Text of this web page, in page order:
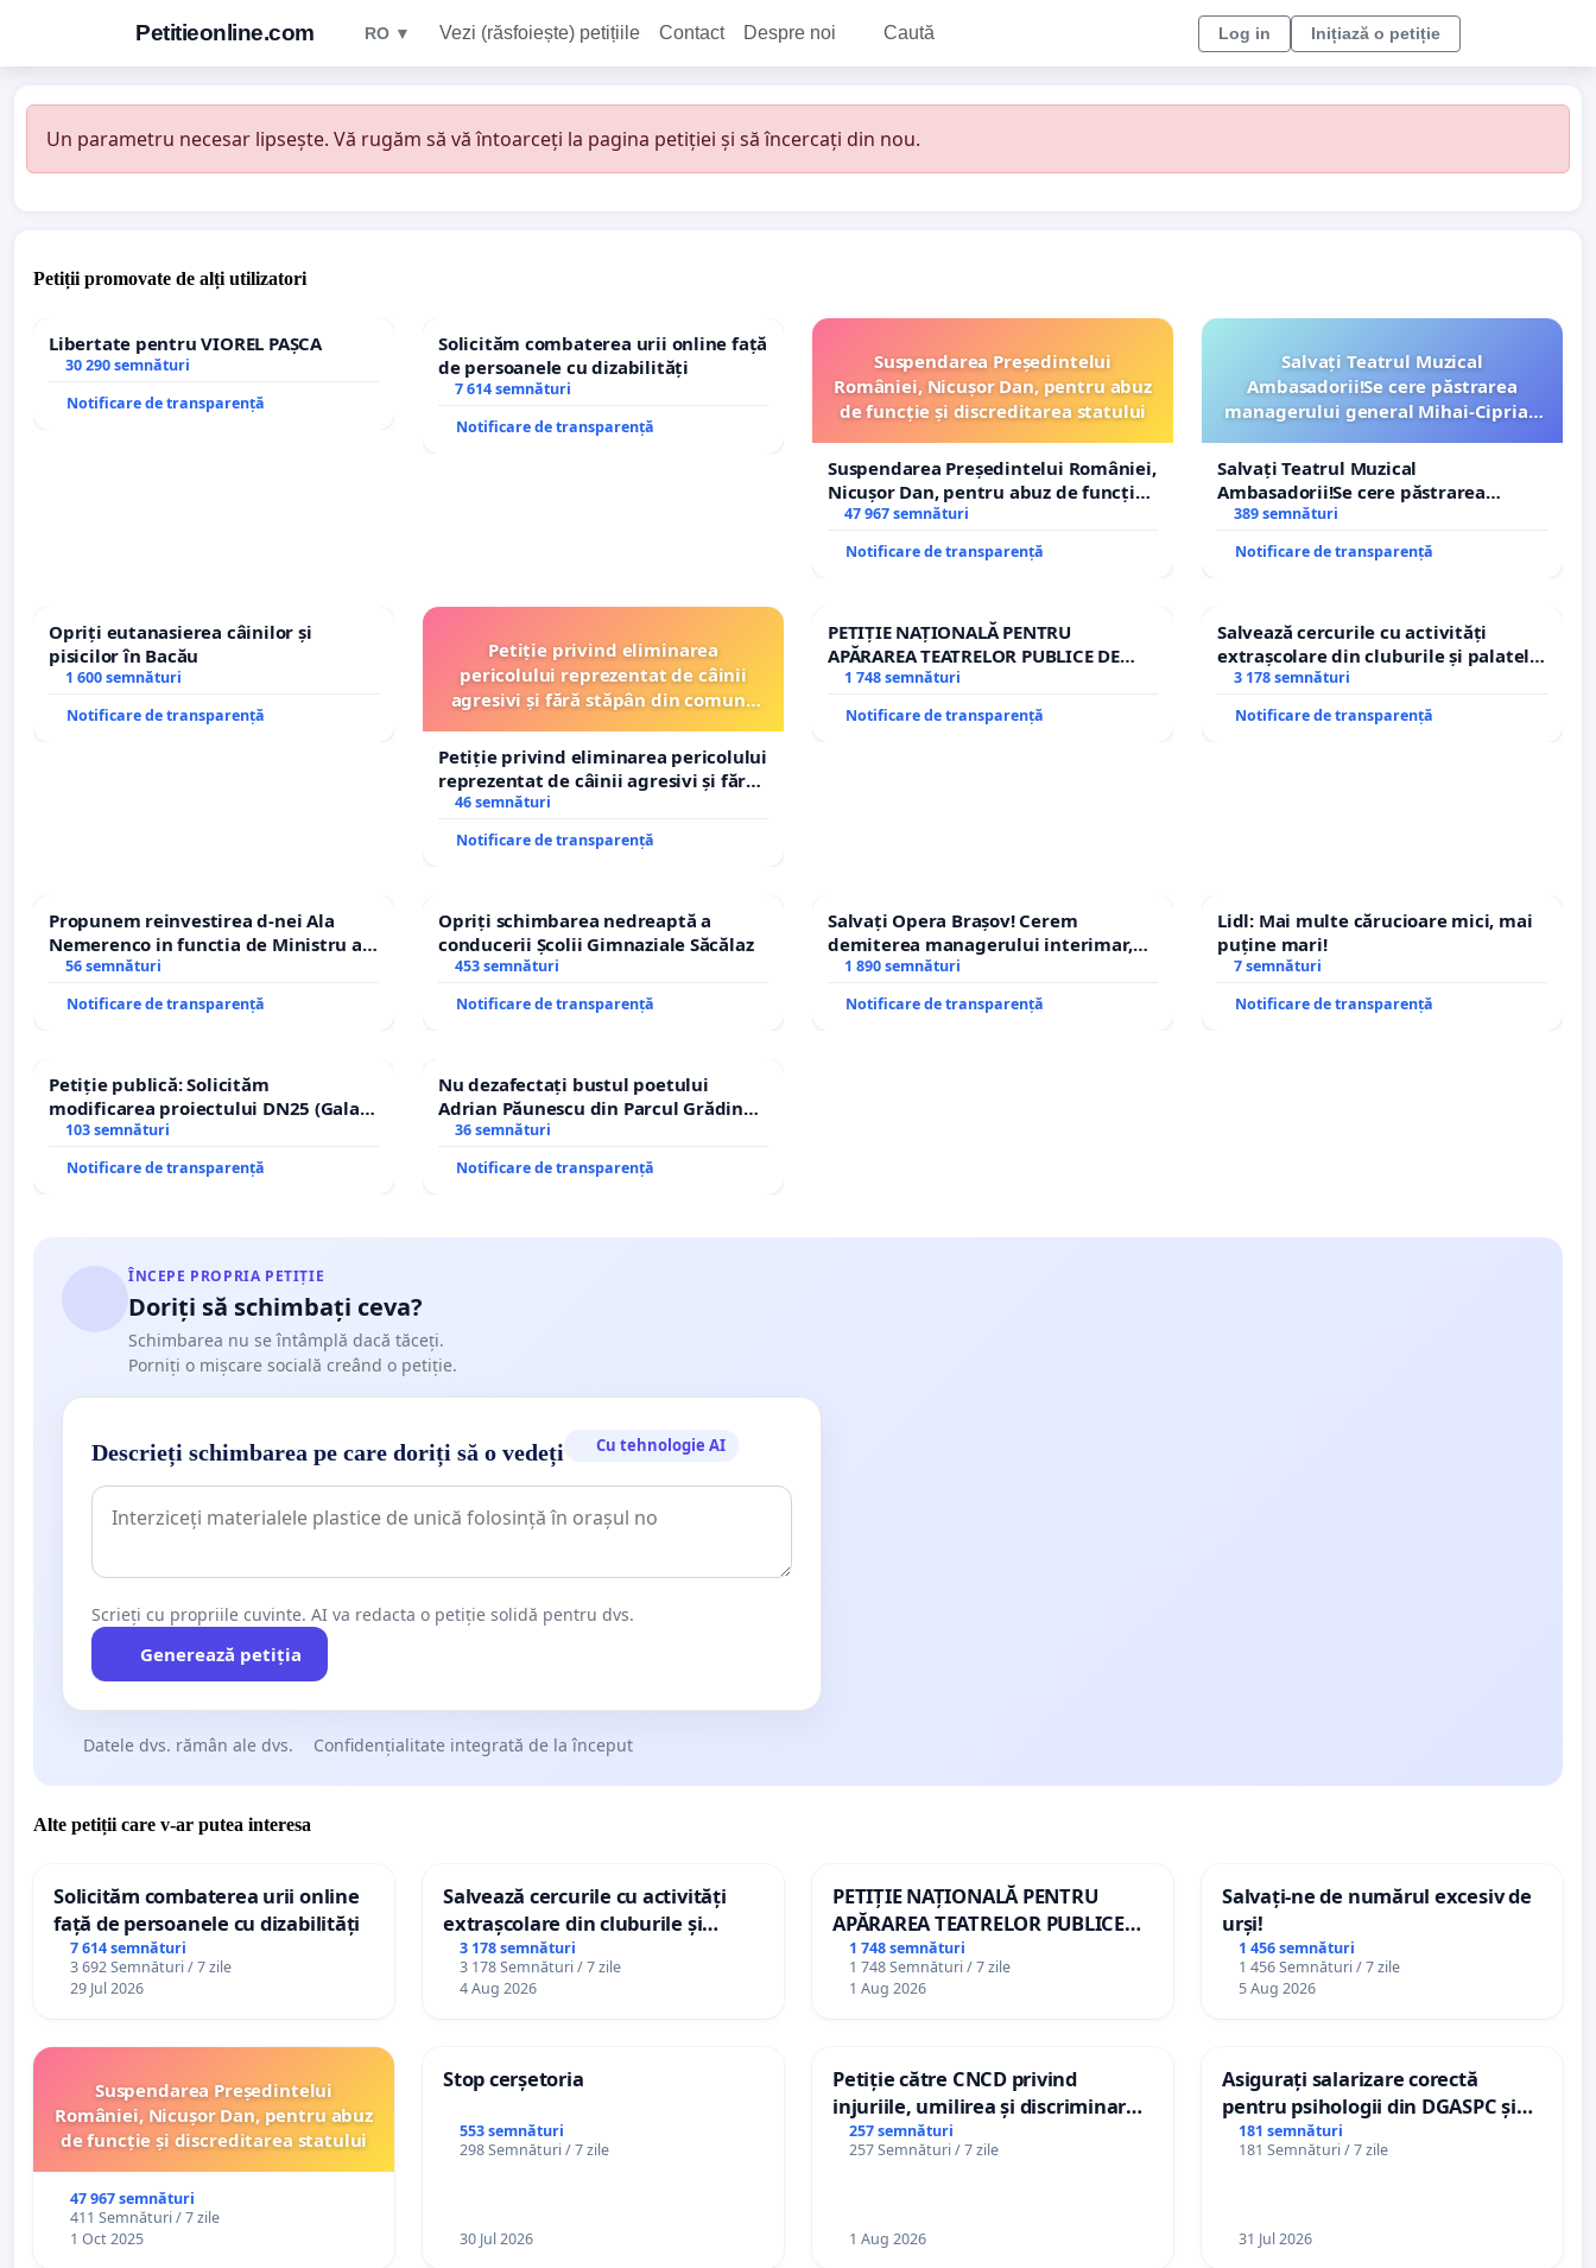
Petitieonline.com RO ▼ Vezi (răsfoiește) petițiile Contact Despre noi Caută Log in Inițiază o petiție
Un parametru necesar lipsește. Vă rugăm să vă întoarceți la pagina petiției și să încercați din nou.
Petiții promovate de alți utilizatori
Libertate pentru VIOREL PAȘCA
30 290 semnături
Notificare de transparență
Solicităm combaterea urii online față
de persoanele cu dizabilități
7 614 semnături
Notificare de transparență
Suspendarea Președintelui
României, Nicușor Dan, pentru abuz
de funcție și discreditarea statului
Suspendarea Președintelui României,
Nicușor Dan, pentru abuz de funcție
și discreditarea statului
47 967 semnături
Notificare de transparență
Salvați Teatrul Muzical
Ambasadorii!Se cere păstrarea
managerului general Mihai-Ciprian
Salvați Teatrul Muzical
Ambasadorii!Se cere păstrarea
managerului general Mihai-Ciprian
ROGOJAN
389 semnături
Notificare de transparență
Opriți eutanasierea câinilor și
pisicilor în Bacău
1 600 semnături
Notificare de transparență
Petiție privind eliminarea
pericolului reprezentat de câinii
agresivi și fără stăpân din comuna
Petiție privind eliminarea pericolului
reprezentat de câinii agresivi și fără
stăpân din comuna Tunari
46 semnături
Notificare de transparență
PETIȚIE NAȚIONALĂ PENTRU
APĂRAREA TEATRELOR PUBLICE DE
REPERTORIU DIN ROMÂNIA
1 748 semnături
Notificare de transparență
Salvează cercurile cu activități
extrașcolare din cluburile și palatele
copiilor
3 178 semnături
Notificare de transparență
Propunem reinvestirea d-nei Ala
Nemerenco in functia de Ministru al
Sanatatii
56 semnături
Notificare de transparență
Opriți schimbarea nedreaptă a
conducerii Școlii Gimnaziale Săcălaz
453 semnături
Notificare de transparență
Salvați Opera Brașov! Cerem
demiterea managerului interimar,
Petrean Lucian-Marius!
1 890 semnături
Notificare de transparență
Lidl: Mai multe cărucioare mici, mai
puține mari!
7 semnături
Notificare de transparență
Petiție publică: Solicităm
modificarea proiectului DN25 (Galați
– Hanu Conachi) prin devierea
traseului în afara localităților!
103 semnături
Notificare de transparență
Nu dezafectați bustul poetului
Adrian Păunescu din Parcul Grădina
Icoanei! Stop cenzurii culturale!
36 semnături
Notificare de transparență
ÎNCEPE PROPRIA PETIȚIE
Doriți să schimbați ceva?
Schimbarea nu se întâmplă dacă tăceți.
Porniți o mișcare socială creând o petiție.
Descrieți schimbarea pe care doriți să o vedeți Cu tehnologie AI
Scrieți cu propriile cuvinte. AI va redacta o petiție solidă pentru dvs.
Generează petiția
Datele dvs. rămân ale dvs. Confidențialitate integrată de la început
Alte petiții care v-ar putea interesa
Solicităm combaterea urii online
față de persoanele cu dizabilități
7 614 semnături
3 692 Semnături / 7 zile
29 Jul 2026
Salvează cercurile cu activități
extrașcolare din cluburile și
palatele copiilor
3 178 semnături
3 178 Semnături / 7 zile
4 Aug 2026
PETIȚIE NAȚIONALĂ PENTRU
APĂRAREA TEATRELOR PUBLICE
DE REPERTORIU DIN ROMÂNIA
1 748 semnături
1 748 Semnături / 7 zile
1 Aug 2026
Salvați-ne de numărul excesiv de
urși!
1 456 semnături
1 456 Semnături / 7 zile
5 Aug 2026
Suspendarea Președintelui
României, Nicușor Dan, pentru abuz
de funcție și discreditarea statului
47 967 semnături
411 Semnături / 7 zile
1 Oct 2025
Stop cerșetoria
553 semnături
298 Semnături / 7 zile
30 Jul 2026
Petiție către CNCD privind
injuriile, umilirea și discriminarea
persoanelor cu dizabilități de
către utilizatorul TikTok „Gorici”
257 semnături
257 Semnături / 7 zile
1 Aug 2026
Asigurați salarizare corectă
pentru psihologii din DGASPC și
spitale
181 semnături
181 Semnături / 7 zile
31 Jul 2026